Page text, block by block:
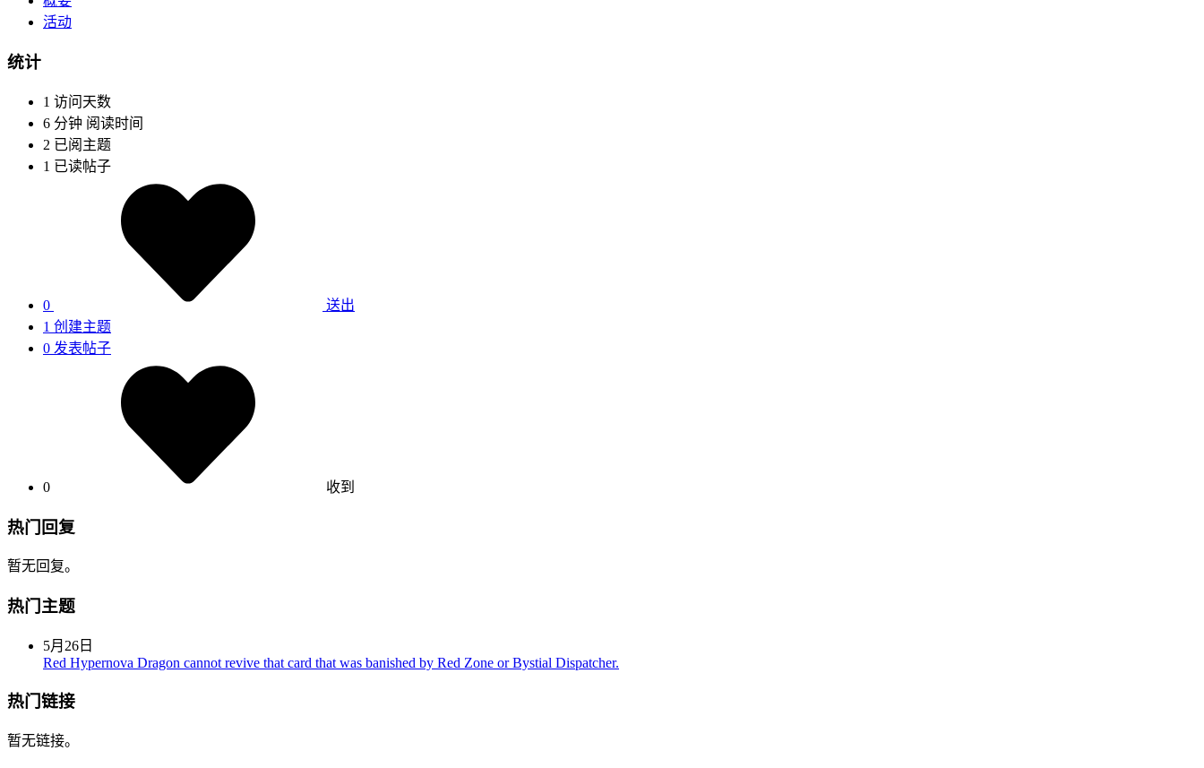
活动
统计
1 访问天数
6 分钟 阅读时间
2 已阅主题
1 已读帖子
0
送出
1 创建主题
0 发表帖子
0 收到
热门回复
暂无回复。
热门主题
5月26日
Red Hypernova Dragon cannot revive that card that was banished by Red Zone or Bystial Dispatcher.
热门链接
暂无链接。